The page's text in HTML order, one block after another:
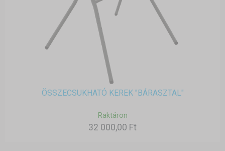
ÖSSZECSUKHATÓ KEREK "BÁRASZTAL"
Raktáron
32 000,00 Ft